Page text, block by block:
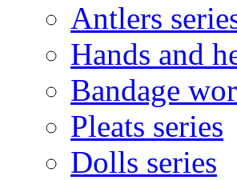
Antlers
Hands and
Bandage
Pleats series
Dolls series